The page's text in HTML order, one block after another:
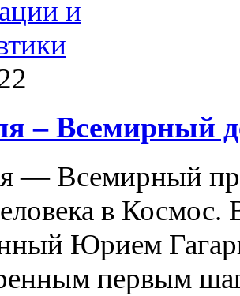
– Всемирный
— Всемирный
в
Юрием
первым